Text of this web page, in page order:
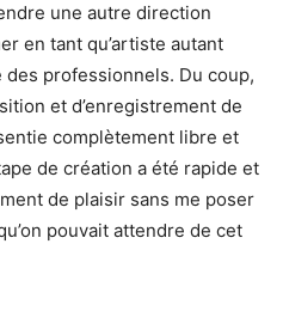
une autre direction
en tant qu’artiste autant
professionnels. Du coup,
et d’enregistrement de
complètement libre et
de création a été rapide et
de plaisir sans me poser
pouvait attendre de cet